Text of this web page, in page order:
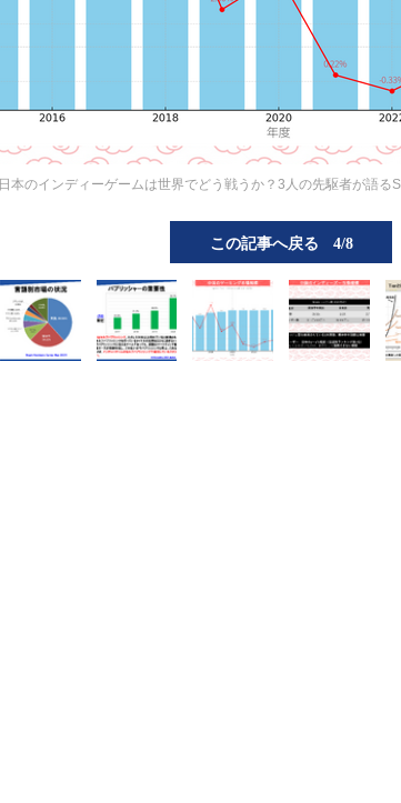
日本のインディーゲームは世界でどう戦うか？3人の先駆者が語る
この記事へ戻る 4/8